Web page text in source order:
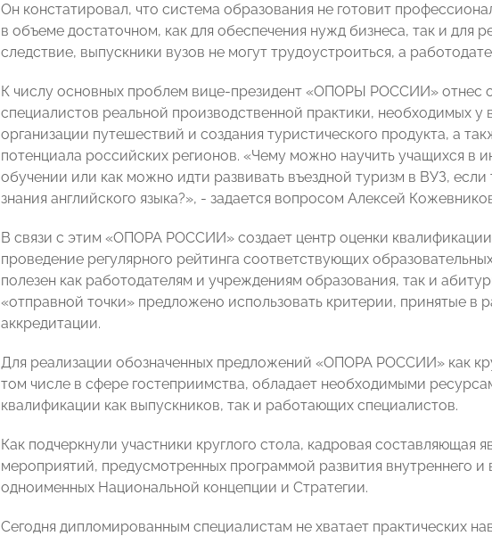
Он констатировал, что система образования не готовит
в объеме достаточном, как для обеспечения нужд бизнеса, так и для
следствие, выпускники вузов не могут трудоустроиться, а
К числу основных проблем вице-президент «ОПОРЫ РОССИИ» отнес
специалистов реальной производственной практики, необходимых у
организации путешествий и создания туристического продукта, а
потенциала российских регионов. «Чему можно научить учащихся в
обучении или как можно идти развивать въездной туризм в ВУЗ,
знания английского языка?», - задается вопросом Алексей
В связи с этим «ОПОРА РОССИИ» создает центр оценки
проведение регулярного рейтинга соответствующих
полезен как работодателям и учреждениям образования, так и
«отправной точки» предложено использовать критерии, принятые
аккредитации.
Для реализации обозначенных предложений «ОПОРА РОССИИ» как
том числе в сфере гостеприимства, обладает необходимыми
квалификации как выпускников, так и работающих специалистов.
Как подчеркнули участники круглого стола, кадровая составляющая
мероприятий, предусмотренных программой развития внутреннего и
одноименных Национальной концепции и Стратегии.
Сегодня дипломированным специалистам не хватает практических